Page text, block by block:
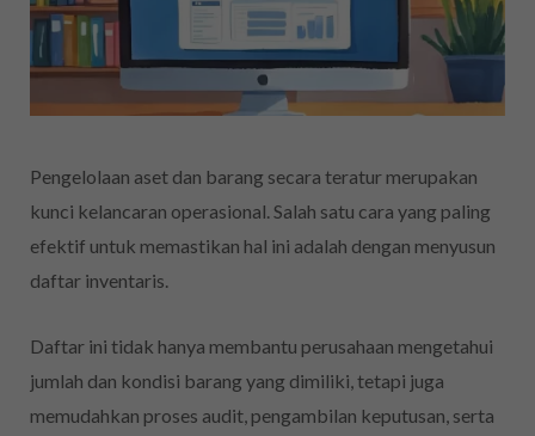
Pengelolaan aset dan barang secara teratur merupakan
kunci kelancaran operasional. Salah satu cara yang paling
efektif untuk memastikan hal ini adalah dengan menyusun
daftar inventaris.
Daftar ini tidak hanya membantu perusahaan mengetahui
jumlah dan kondisi barang yang dimiliki, tetapi juga
memudahkan proses audit, pengambilan keputusan, serta